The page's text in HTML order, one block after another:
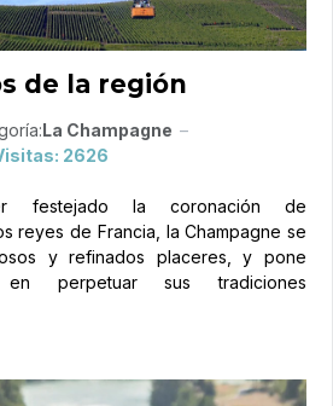
de la región
La Champagne
2626
festejado la coronación de
reyes de Francia, la Champagne se
y refinados placeres, y pone
en perpetuar sus tradiciones